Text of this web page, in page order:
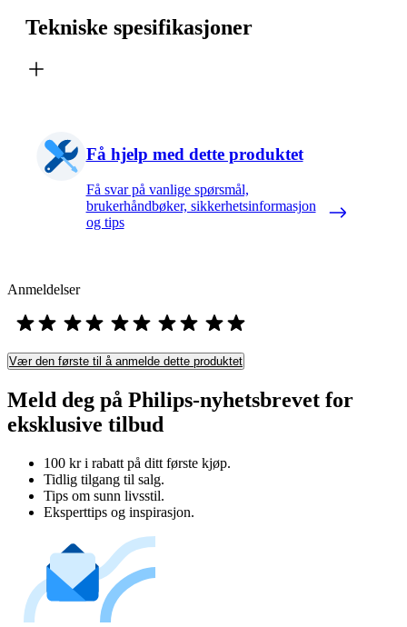
Tekniske spesifikasjoner
Få hjelp med dette produktet
Få svar på vanlige spørsmål,
brukerhåndbøker, sikkerhetsinformasjon
og tips
Anmeldelser
Vær den første til å anmelde dette produktet
Meld deg på Philips-nyhetsbrevet for
eksklusive tilbud
100 kr i rabatt på ditt første kjøp.
Tidlig tilgang til salg.
Tips om sunn livsstil.
Eksperttips og inspirasjon.